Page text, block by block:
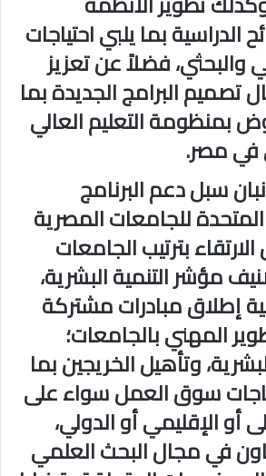
الدراسية بما يلبي احتياجات
والبحثي، فضلاً عن تعزيز
تصميم البرامج الجديدة بما
بمنظومة التعليم العالي
في مصر.
سبل دعم البرنامج
للجامعات المصرية
بترتيب الجامعات
مؤشر التنمية البشرية،
إطلاق مبادرات مشتركة
المهني بالجامعات؛
وتأهيل الخريجين بما
سوق العمل سواء على
أو الإقليمي أو الدولي،
في مجال البحث العلمي